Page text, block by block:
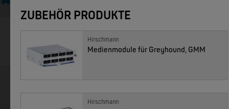
ZUBEHÖR PRODUKTE
Hirschmann
Medienmodule für Greyhound, GMM
Hirschmann